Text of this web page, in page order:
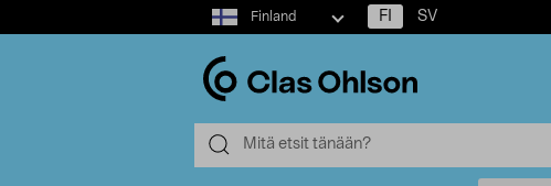
Select
market
Finland FI SV